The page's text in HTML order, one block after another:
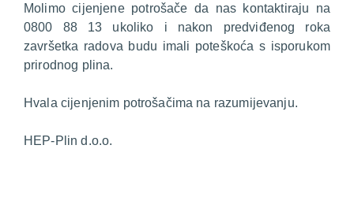
Molimo cijenjene potrošače da nas kontaktiraju na
0800 88 13 ukoliko i nakon predviđenog roka
završetka radova budu imali poteškoća s isporukom
prirodnog plina.
Hvala cijenjenim potrošačima na razumijevanju.
HEP-Plin d.o.o.